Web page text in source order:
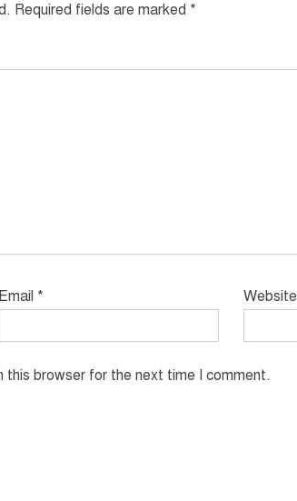
Required fields are marked *
Email * Website
this browser for the next time I comment.